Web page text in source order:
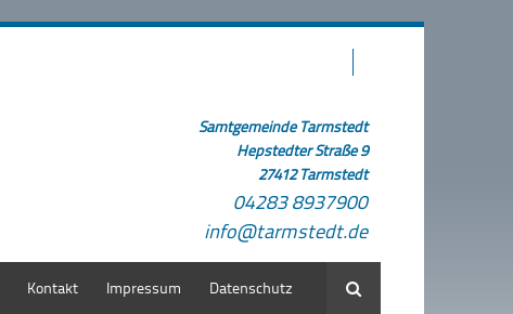
Samtgemeinde Tarmstedt
Hepstedter Straße 9
27412 Tarmstedt
04283 8937900
info@tarmstedt.de
Kontakt Impressum Datenschutz Suche